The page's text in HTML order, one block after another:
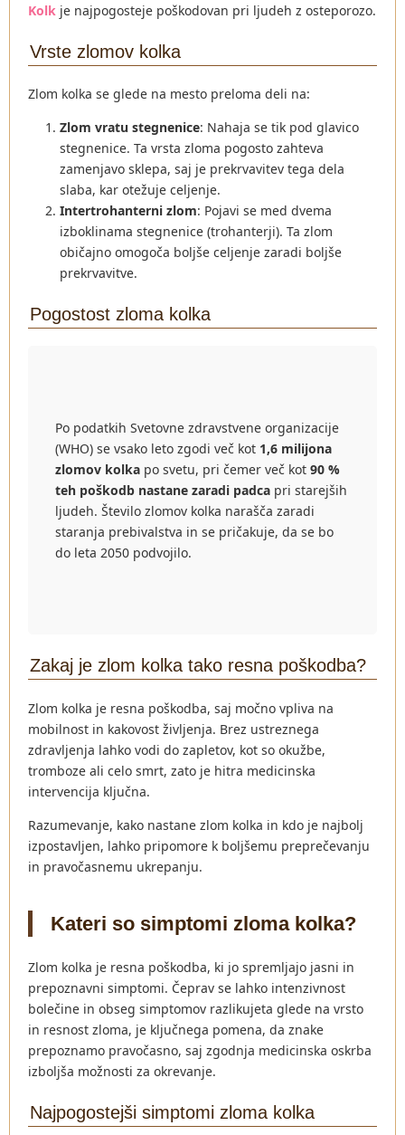
Kolk je najpogosteje poškodovan pri ljudeh z osteporozo.
Vrste zlomov kolka
Zlom kolka se glede na mesto preloma deli na:
Zlom vratu stegnenice: Nahaja se tik pod glavico
stegnenice. Ta vrsta zloma pogosto zahteva
zamenjavo sklepa, saj je prekrvavitev tega dela
slaba, kar otežuje celjenje.
Intertrohanterni zlom: Pojavi se med dvema
izboklinama stegnenice (trohanterji). Ta zlom
običajno omogoča boljše celjenje zaradi boljše
prekrvavitve.
Pogostost zloma kolka
Po podatkih Svetovne zdravstvene organizacije
(WHO) se vsako leto zgodi več kot 1,6 milijona
zlomov kolka po svetu, pri čemer več kot 90 %
teh poškodb nastane zaradi padca pri starejših
ljudeh. Število zlomov kolka narašča zaradi
staranja prebivalstva in se pričakuje, da se bo
do leta 2050 podvojilo.
Zakaj je zlom kolka tako resna poškodba?
Zlom kolka je resna poškodba, saj močno vpliva na
mobilnost in kakovost življenja. Brez ustreznega
zdravljenja lahko vodi do zapletov, kot so okužbe,
tromboze ali celo smrt, zato je hitra medicinska
intervencija ključna.
Razumevanje, kako nastane zlom kolka in kdo je najbolj
izpostavljen, lahko pripomore k boljšemu preprečevanju
in pravočasnemu ukrepanju.
Kateri so simptomi zloma kolka?
Zlom kolka je resna poškodba, ki jo spremljajo jasni in
prepoznavni simptomi. Čeprav se lahko intenzivnost
bolečine in obseg simptomov razlikujeta glede na vrsto
in resnost zloma, je ključnega pomena, da znake
prepoznamo pravočasno, saj zgodnja medicinska oskrba
izboljša možnosti za okrevanje.
Najpogostejši simptomi zloma kolka